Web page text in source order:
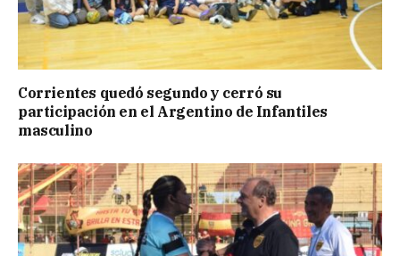
Corrientes quedó segundo y cerró su
participación en el Argentino de Infantiles
masculino